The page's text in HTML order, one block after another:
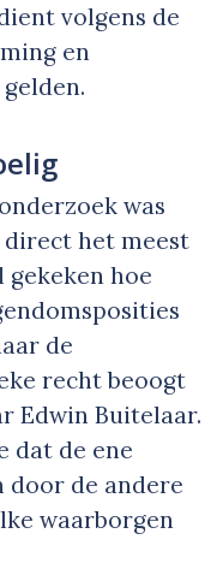
volgens de
en
was
het meest
hoe
de
recht beoogt
Edwin Buitelaar.
dat de ene
de andere
waarborgen